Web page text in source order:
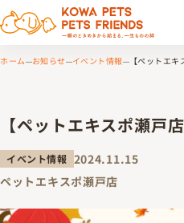
ホーム お知らせ イベント情報 【ペットエキ
【ペットエキスポ瀬戸
イベント情報 2024.11.15
ペットエキスポ瀬戸店